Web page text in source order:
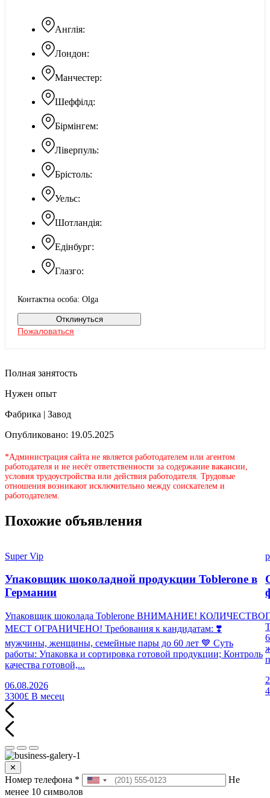
Англія:
Лондон:
Манчестер:
Шеффілд:
Бірмінгем:
Ліверпуль:
Брістоль:
Уельс:
Шотландія:
Едінбург:
Глазго:
Контактна особа: Olga
Отклинуться
Пожаловаться
Полная занятость
Нужен опыт
Фабрика | Завод
Опубликовано: 19.05.2025
*Администрация сайта не является работодателем или агентом
работодателя и не несёт ответственности за содержание вакансии,
условия трудоустройства или действия работодателя. Трудовые
отношения возникают исключительно между соискателем и
работодателем.
Похожие объявления
Super Vip
Упаковщик шоколадной продукции Toblerone в
Германии
Упаковщик шоколада Toblerone ВНИМАНИЕ! КОЛИЧЕСТВО
МЕСТ ОГРАНИЧЕНО! Требования к кандидатам: ❣️
мужчины, женщины, семейные пары до 60 лет 💙 Суть
работы: Упаковка и сортировка готовой продукции; Контроль
качества готовой,...
06.08.2026
3300£ В месец
✕
Номер телефона *
Не
менее 10 символов